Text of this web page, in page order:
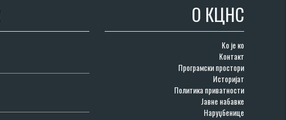
О КЦНС
Ко је ко
Контакт
Програмски простори
Историјат
Политика приватности
Јавне набавке
Наруџбенице